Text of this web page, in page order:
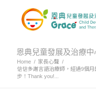
恩典兒童發展及治療中
Home / 家長心聲 /
信信多謝言語治療師，經過9個
步！Thank you!...